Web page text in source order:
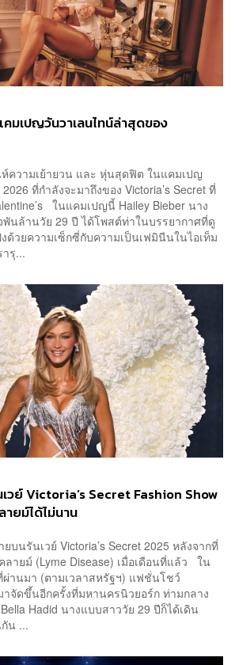
มเปญวันวาเลนไทน์ล่าสุดของ
ห์ความเย้ายวน และ หุ่นสุดฟิต ในแคมเปญ
ที่กำลังจะมาถึงของ Victoria’s Secret ที่
ในแคมเปญนี้ Hailey Bieber นาง
พันล้านวัย 29 ปี ได้โพสต์ท่าในบรรยากาศที่ดู
วยความเซ็กซี่กับความเป็นเฟมินีนในไอเท็ม
รุ...
วย์ Victoria’s Secret Fashion Show
ายม์ได้ไม่นาน
บนรันเวย์ Victoria’s Secret 2025 หลังจากที่
ลายม์ (Lyme Disease) เมื่อเดือนที่แล้ว ใน
านมา (ตามเวลาสหรัฐฯ) แฟชั่นโชว์
าจัดขึ้นอีกครั้งที่มหานครนิวยอร์ก ท่ามกลาง
Hadid นางแบบสาววัย 29 ปีก็ได้เดิน
น ...